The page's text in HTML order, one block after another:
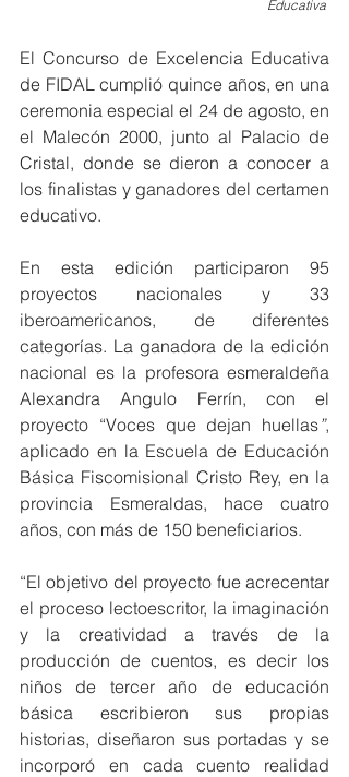
Educativa
El Concurso de Excelencia Educativa
de FIDAL cumplió quince años, en una
ceremonia especial el 24 de agosto, en
el Malecón 2000, junto al Palacio de
Cristal, donde se dieron a conocer a
los finalistas y ganadores del certamen
educativo.
En esta edición participaron 95
proyectos nacionales y 33
iberoamericanos, de diferentes
categorías. La ganadora de la edición
nacional es la profesora esmeraldeña
Alexandra Angulo Ferrín, con el
proyecto “Voces que dejan huellas”,
aplicado en la Escuela de Educación
Básica Fiscomisional Cristo Rey, en la
provincia Esmeraldas, hace cuatro
años, con más de 150 beneficiarios.
“El objetivo del proyecto fue acrecentar
el proceso lectoescritor, la imaginación
y la creatividad a través de la
producción de cuentos, es decir los
niños de tercer año de educación
básica escribieron sus propias
historias, diseñaron sus portadas y se
incorporó en cada cuento realidad